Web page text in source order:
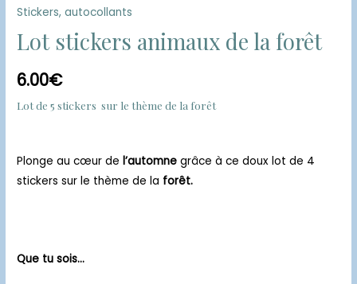
Stickers, autocollants
Lot stickers animaux de la forêt
6.00€
Lot de 5 stickers sur le thème de la forêt
Plonge au cœur del’automne grâce à ce doux lot de 4
stickers sur le thème de la forêt.
Que tu sois…